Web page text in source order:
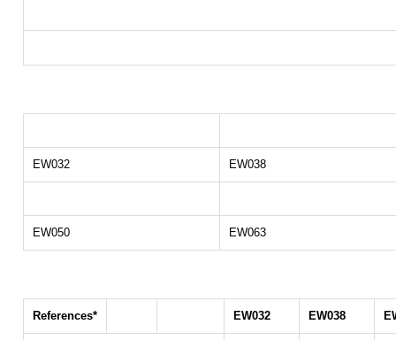
EW032 EW038
EW050 EW063
References* EW032 EW038